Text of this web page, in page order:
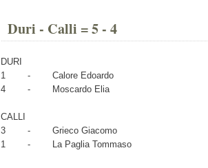
Duri - Calli = 5 - 4
DURI
1 - Calore Edoardo
4 - Moscardo Elia
CALLI
3 - Grieco Giacomo
1 - La Paglia Tommaso